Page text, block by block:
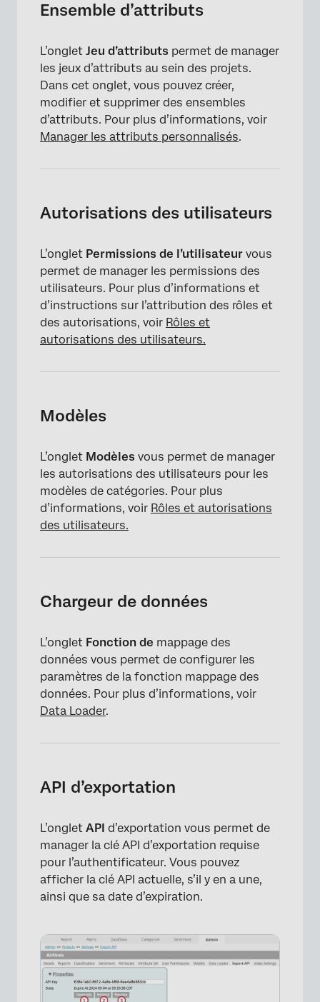
Ensemble d’attributs
L’onglet Jeu d’attributs permet de manager
les jeux d’attributs au sein des projets.
Dans cet onglet, vous pouvez créer,
modifier et supprimer des ensembles
d’attributs. Pour plus d’informations, voir
Manager les attributs personnalisés.
Autorisations des utilisateurs
L’onglet Permissions de l’utilisateur vous
permet de manager les permissions des
utilisateurs. Pour plus d’informations et
d’instructions sur l’attribution des rôles et
des autorisations, voir Rôles et
autorisations des utilisateurs.
Modèles
L’onglet Modèles vous permet de manager
les autorisations des utilisateurs pour les
modèles de catégories. Pour plus
d’informations, voir Rôles et autorisations
des utilisateurs.
Chargeur de données
L’onglet Fonction de mappage des
données vous permet de configurer les
paramètres de la fonction mappage des
données. Pour plus d’informations, voir
Data Loader.
API d’exportation
L’onglet API d’exportation vous permet de
manager la clé API d’exportation requise
pour l’authentificateur. Vous pouvez
afficher la clé API actuelle, s’il y en a une,
ainsi que sa date d’expiration.